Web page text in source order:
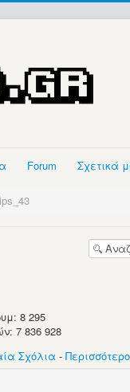
Forum Σχετικά
8 295
7 836 928
Σχόλια -